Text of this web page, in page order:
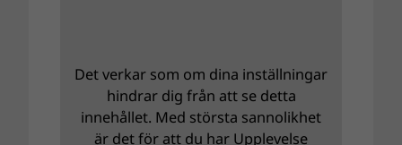
Det verkar som om dina inställningar
hindrar dig från att se detta
innehållet. Med största sannolikhet
är det för att du har Upplevelse